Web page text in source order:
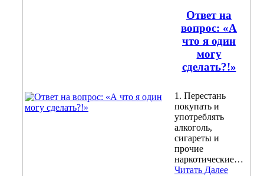
Ответ на
вопрос: «А
что я один
могу
сделать?!»
1. Перестань
покупать и
употреблять
алкоголь,
сигареты и
прочие
наркотические…
Читать Далее